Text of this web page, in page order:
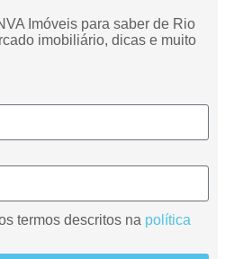
Imóveis para saber de Rio
imobiliário, dicas e muito
termos descritos na política